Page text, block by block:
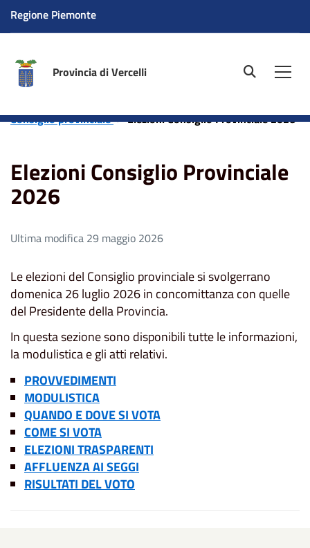
Regione Piemonte
Provincia di Vercelli site.searc
Consiglio provinciale
Elezioni Consiglio Provinciale 2026
Elezioni Consiglio Provinciale
2026
Ultima modifica 29 maggio 2026
Le elezioni del Consiglio provinciale si svolgerrano
domenica 26 luglio 2026 in concomittanza con quelle
del Presidente della Provincia.
In questa sezione sono disponibili tutte le informazioni,
la modulistica e gli atti relativi.
PROVVEDIMENTI
MODULISTICA
QUANDO E DOVE SI VOTA
COME SI VOTA
ELEZIONI TRASPARENTI
AFFLUENZA AI SEGGI
RISULTATI DEL VOTO